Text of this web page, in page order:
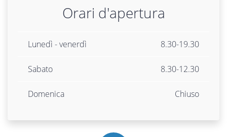
Orari d'apertura
Lunedì - venerdì 8.30-19.30
Sabato 8.30-12.30
Domenica Chiuso